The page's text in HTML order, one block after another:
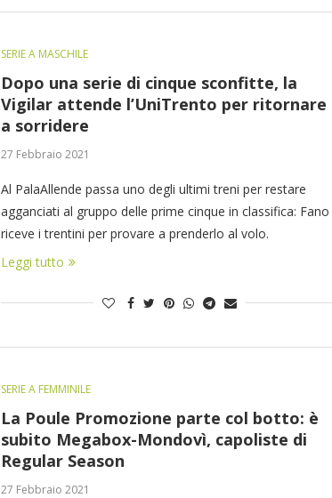
SERIE A MASCHILE
Dopo una serie di cinque sconfitte, la
Vigilar attende l’UniTrento per ritornare
a sorridere
27 Febbraio 2021
Al PalaAllende passa uno degli ultimi treni per restare
agganciati al gruppo delle prime cinque in classifica: Fano
riceve i trentini per provare a prenderlo al volo.
Leggi tutto
SERIE A FEMMINILE
La Poule Promozione parte col botto: è
subito Megabox-Mondovì, capoliste di
Regular Season
27 Febbraio 2021